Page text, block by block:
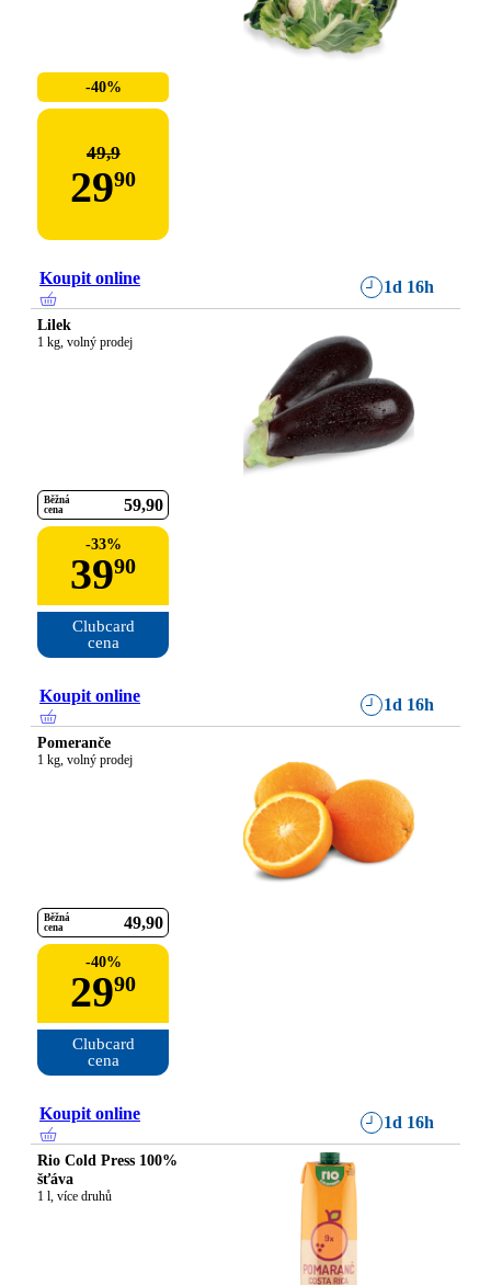
-40%
49,9
2990
Koupit online 1d 16h
Lilek
1 kg, volný prodej
Běžná
cena
59 90
-33%
3990
Clubcard
cena
Koupit online 1d 16h
Pomeranče
1 kg, volný prodej
Běžná
cena
49 90
-40%
2990
Clubcard
cena
Koupit online 1d 16h
Rio Cold Press 100%
šťáva
1 l, více druhů